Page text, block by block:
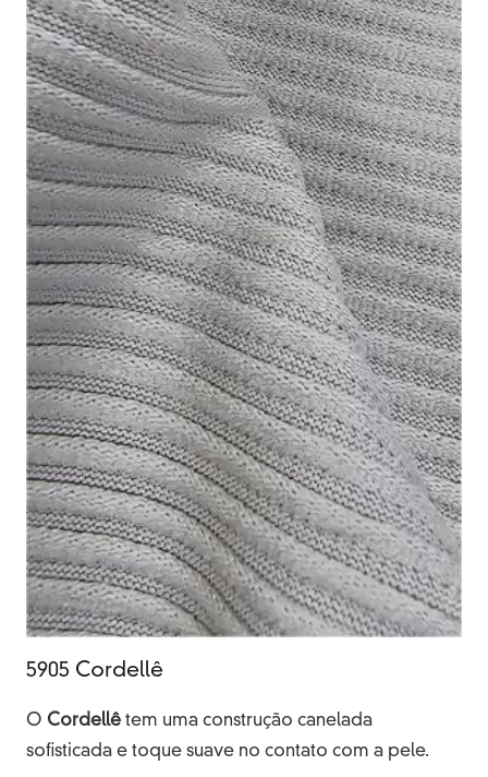
5905 Cordellê
O Cordellê tem uma construção canelada
sofisticada e toque suave no contato com a pele.